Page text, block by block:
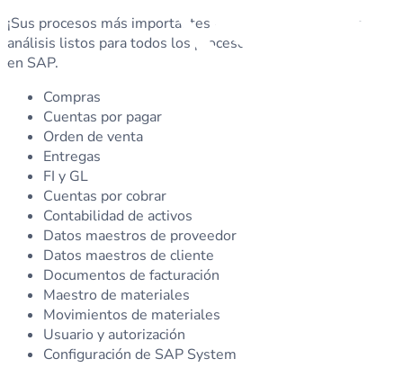
¡Sus procesos más importantes - cubiertos! Ofrecemos
análisis listos para todos los procesos empresariales clave
en SAP.
Compras
Cuentas por pagar
Orden de venta
Entregas
FI y GL
Cuentas por cobrar
Contabilidad de activos
Datos maestros de proveedor
Datos maestros de cliente
Documentos de facturación
Maestro de materiales
Movimientos de materiales
Usuario y autorización
Configuración de SAP System